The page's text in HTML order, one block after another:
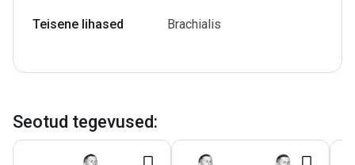
Teisene lihased Brachialis
Seotud tegevused: